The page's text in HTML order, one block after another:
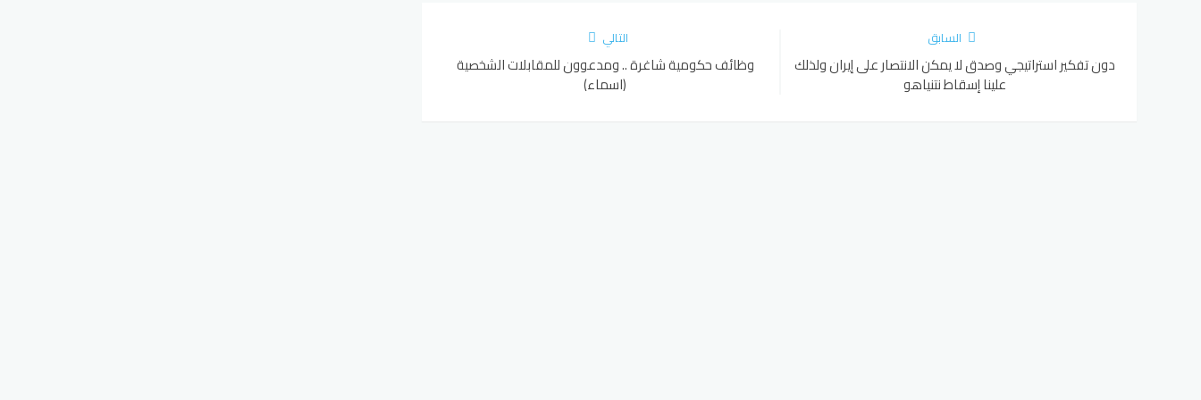
السابق
دون تفكير استراتيجي وصدق لا يمكن الانتصار على إيران ولذلك
علينا إسقاط نتنياهو
التالي
وظائف حكومية شاغرة .. ومدعوون للمقابلات الشخصية
(اسماء)